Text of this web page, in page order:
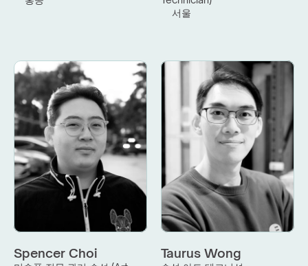
서울
Spencer Choi Taurus Wong